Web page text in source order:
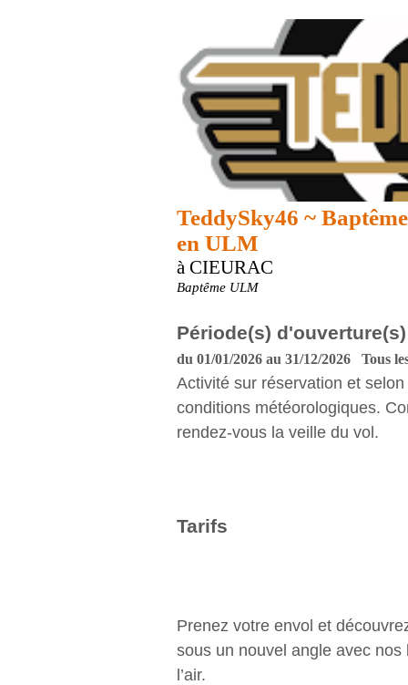
TeddySky46 ~
en ULM
à CIEURAC
Baptême ULM
Période(s) d'ouverture(s)
du 01/01/2026 au 31/12/2026 Tous
Activité sur réservation et selon
conditions météorologiques.
rendez-vous la veille du vol.
Tarifs
Prenez votre envol et
sous un nouvel angle avec nos
l’air.